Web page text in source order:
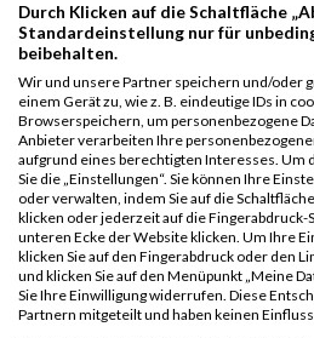
Durch Klicken auf die Schaltfläche
Standardeinstellung nur für
beibehalten.
Wir und unsere Partner speichern und/oder
einem Gerät zu, wie z. B. eindeutige IDs in
Browserspeichern, um personenbezogene
Anbieter verarbeiten Ihre
aufgrund eines berechtigten Interesses. Um
Sie die „Einstellungen“. Sie können Ihre
oder verwalten, indem Sie auf die
klicken oder jederzeit auf die Fingerabdruck-
unteren Ecke der Website klicken. Um Ihre
klicken Sie auf den Fingerabdruck oder den
und klicken Sie auf den Menüpunkt „Meine
Sie Ihre Einwilligung widerrufen. Diese
Partnern mitgeteilt und haben keinen